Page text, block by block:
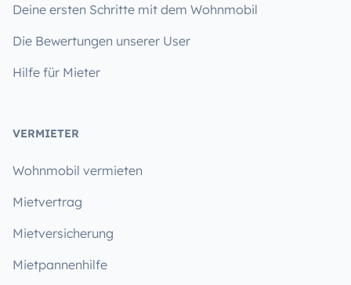
Deine ersten Schritte mit dem Wohnmobil
Die Bewertungen unserer User
Hilfe für Mieter
VERMIETER
Wohnmobil vermieten
Mietvertrag
Mietversicherung
Mietpannenhilfe